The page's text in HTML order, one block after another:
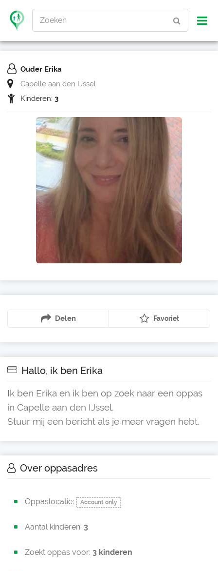
Zoeken
Ouder Erika
Capelle aan den IJssel
Kinderen: 3
Delen Favoriet
Hallo, ik ben Erika
Ik ben Erika en ik ben op zoek naar een oppas
in Capelle aan den IJssel.
Stuur mij een bericht als je meer vragen hebt.
Over oppasadres
Oppaslocatie: Account only
Aantal kinderen: 3
Zoekt oppas voor: 3 kinderen